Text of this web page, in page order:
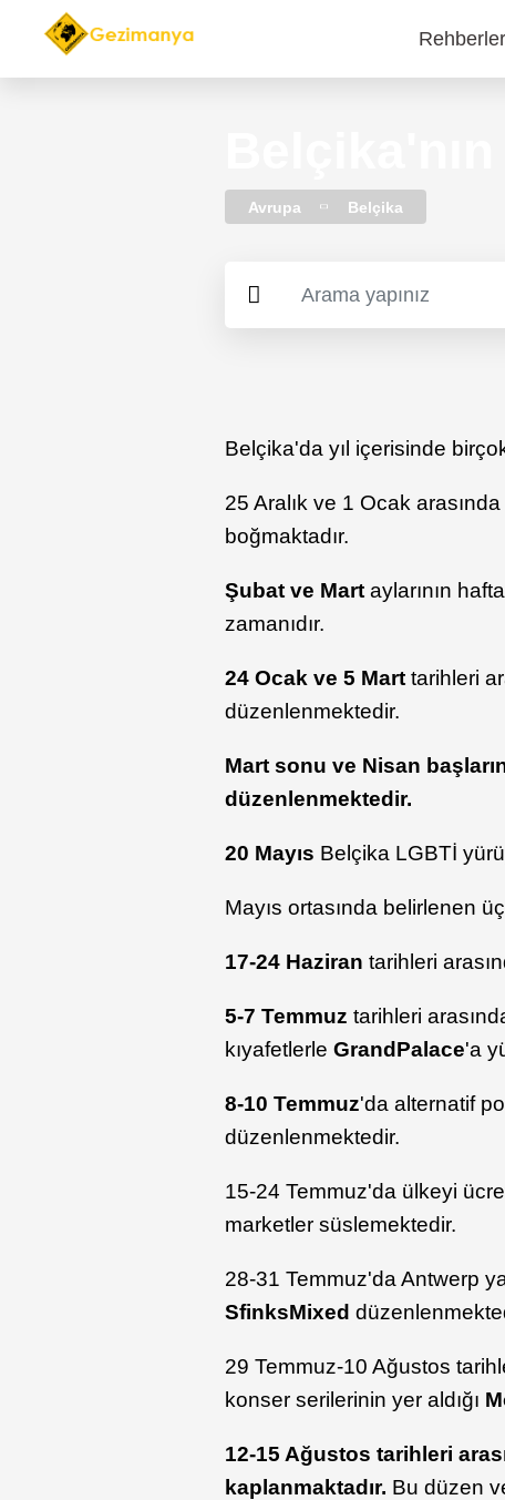
Main
Rehberler
Avrupa Belçika
Belçika'da yıl içerisinde
25 Aralık ve 1 Ocak
boğmaktadır.
Şubat ve Mart aylarının
zamanıdır.
24 Ocak ve 5 Mart tarihleri
düzenlenmektedir.
Mart sonu ve Nisan
düzenlenmektedir.
20 Mayıs Belçika LGBTİ
Mayıs ortasında belirlenen
17-24 Haziran tarihleri
5-7 Temmuz tarihleri
kıyafetlerleGrand Palace'a
8-10 Temmuz'da alternatif
düzenlenmektedir.
15-24 Temmuz'da ülkeyi
marketler süslemektedir.
28-31 Temmuz'da Antwerp
SfinksMixed
29 Temmuz-10 Ağustos
konser serilerinin yer aldığı
12-15 Ağustos tarihleri
kaplanmaktadır. Bu düzen